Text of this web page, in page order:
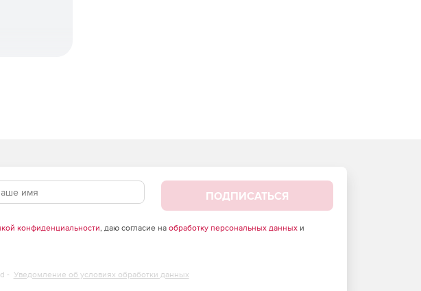
ПОДПИСАТЬСЯ
конфиденциальности, даю согласие на обработку персональных данныхи
- Уведомление об условиях обработки данных